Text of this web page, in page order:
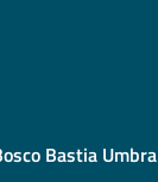
Bastia Umbra